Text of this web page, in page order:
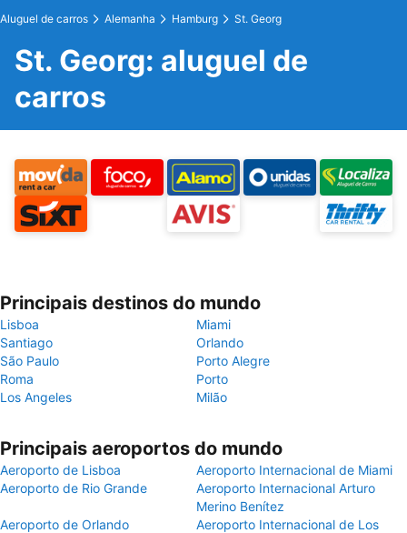
Aluguel de carros Alemanha Hamburg St. Georg
St. Georg: aluguel de
carros
Principais destinos do mundo
Lisboa
Miami
Santiago
Orlando
São Paulo
Porto Alegre
Roma
Porto
Los Angeles
Milão
Principais aeroportos do mundo
Aeroporto de Lisboa
Aeroporto Internacional de Miami
Aeroporto de Rio Grande
Aeroporto Internacional Arturo
Merino Benítez
Aeroporto de Orlando
Aeroporto Internacional de Los